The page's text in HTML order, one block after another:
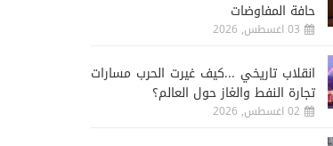
حافة المفاوضات
03 اغسطس, 2026
انقلاب تاريخي ...كيف غيرت الحرب مسارات
تجارة النفط والغاز حول العالم؟
02 اغسطس, 2026